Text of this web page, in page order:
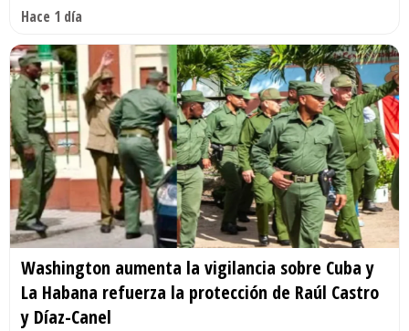
Hace 1 día
Washington aumenta la vigilancia sobre Cuba y
La Habana refuerza la protección de Raúl Castro
y Díaz-Canel